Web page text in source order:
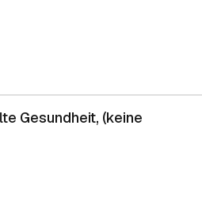
Gesundheit, (keine